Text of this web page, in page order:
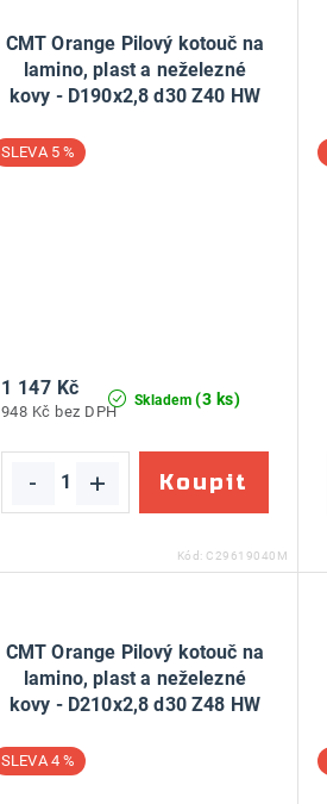
CMT Orange Pilový kotouč na
lamino, plast a neželezné
kovy - D190x2,8 d30 Z40 HW
5 %
Skladem (3 ks)
948 Kč bez DPH
1 147 Kč
Kód: C29619040M
CMT Orange Pilový kotouč na
lamino, plast a neželezné
kovy - D210x2,8 d30 Z48 HW
4 %